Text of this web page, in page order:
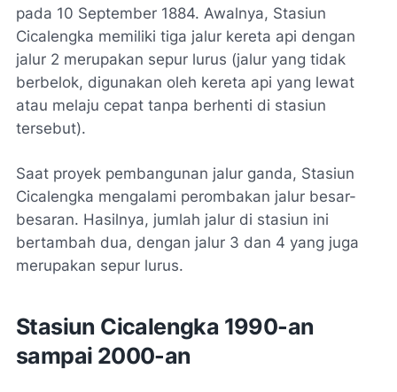
pada 10 September 1884. Awalnya, Stasiun
Cicalengka memiliki tiga jalur kereta api dengan
jalur 2 merupakan sepur lurus (jalur yang tidak
berbelok, digunakan oleh kereta api yang lewat
atau melaju cepat tanpa berhenti di stasiun
tersebut).
Saat proyek pembangunan jalur ganda, Stasiun
Cicalengka mengalami perombakan jalur besar-
besaran. Hasilnya, jumlah jalur di stasiun ini
bertambah dua, dengan jalur 3 dan 4 yang juga
merupakan sepur lurus.
Stasiun Cicalengka 1990-an
sampai 2000-an